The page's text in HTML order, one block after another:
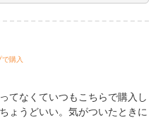
で購入
てなくていつもこちらで購入し
ょうどいい。気がついたときに